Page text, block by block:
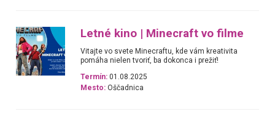
Letné kino | Minecraft vo filme
Vitajte vo svete Minecraftu, kde vám kreativita
pomáha nielen tvoriť, ba dokonca i prežiť!
Termín: 01.08.2025
Mesto: Oščadnica